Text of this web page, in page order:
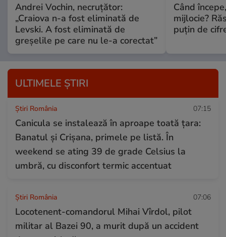
Andrei Vochin, necruțător:
„Craiova n-a fost eliminată de
Levski. A fost eliminată de
greșelile pe care nu le-a corectat”
Când
mijlocie?
puțin de
ULTIMELE ȘTIRI
Știri România 07:15
Canicula se instalează în aproape toată țara:
Banatul și Crișana, primele pe listă. În
weekend se ating 39 de grade Celsius la
umbră, cu disconfort termic accentuat
Știri România 07:06
Locotenent-comandorul Mihai Vîrdol, pilot
militar al Bazei 90, a murit după un accident